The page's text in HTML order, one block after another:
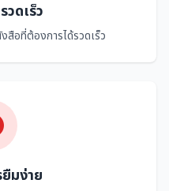
วดเร็ว
สือที่ต้องการได้รวดเร็ว
มง่าย